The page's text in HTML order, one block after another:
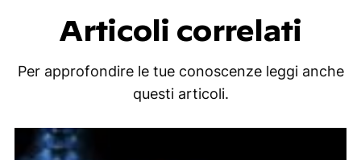
Articoli correlati
Per approfondire le tue conoscenze leggi anche
questi articoli.